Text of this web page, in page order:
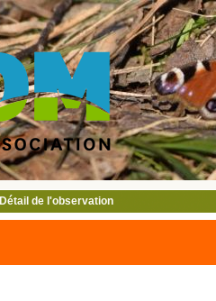
Détail de l'observation